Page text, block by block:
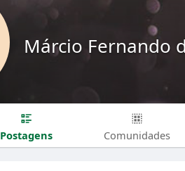
Márcio Fernando
Postagens Comunidades